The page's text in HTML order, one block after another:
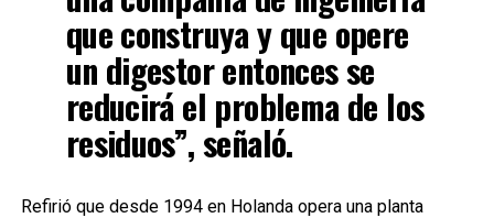
que construya y que opere
un digestor entonces se
reducirá el problema de los
residuos”, señaló.
Refirió que desde 1994 en Holanda opera una planta